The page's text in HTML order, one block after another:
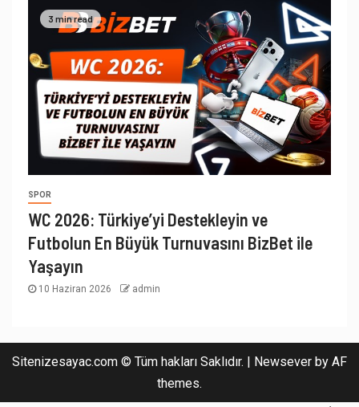
3 min read
SPOR
WC 2026: Türkiye’yi Destekleyin ve
Futbolun En Büyük Turnuvasını BizBet ile
Yaşayın
10 Haziran 2026 admin
Sitenizesayac.com © Tüm hakları Saklıdır. | Newsever by AF
themes.